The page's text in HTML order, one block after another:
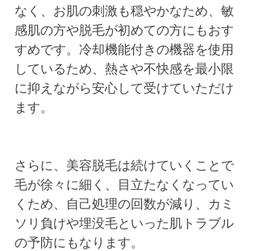
なく、お肌の刺激も穏やかなため、敏
感肌の方や脱毛が初めての方にもおす
すめです。冷却機能付きの機器を使用
しているため、熱さや不快感を最小限
に抑えながら安心して受けていただけ
ます。
さらに、美容脱毛は続けていくことで
毛が徐々に細く、目立たなくなってい
くため、自己処理の回数が減り、カミ
ソリ負けや埋没毛といった肌トラブル
の予防にもなります。